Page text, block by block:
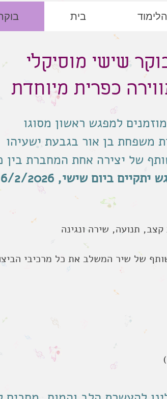
בית
שישי מוסיקלי
כפרית מיוחדת
מוזמנים למפגש ראשון מסוגו
משפחת בן אור בגבעת ישעיהו
של יצירה אחת המחברת בין
ביום שישי, 6/2/2026